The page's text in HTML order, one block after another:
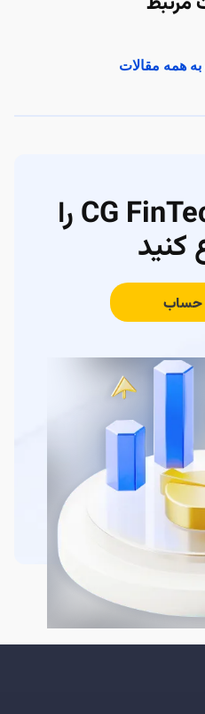
همه مقالات
معامله با CG FinTech را
حساب